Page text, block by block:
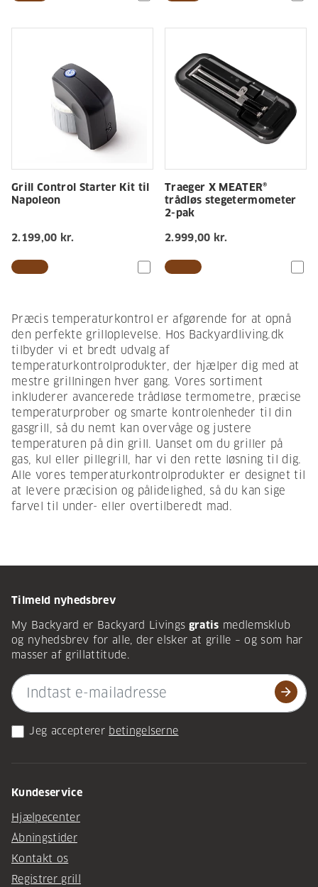
Grill Control Starter Kit til
Napoleon
2.199,00 kr.
Traeger X MEATER®
trådløs stegetermometer
2-pak
2.999,00 kr.
Præcis temperaturkontrol er afgørende for at opnå
den perfekte grilloplevelse. Hos Backyardliving.dk
tilbyder vi et bredt udvalg af
temperaturkontrolprodukter, der hjælper dig med at
mestre grillningen hver gang. Vores sortiment
inkluderer avancerede trådløse termometre, præcise
temperaturprober og smarte kontrolenheder til din
gasgrill, så du nemt kan overvåge og justere
temperaturen på din grill. Uanset om du griller på
gas, kul eller pillegrill, har vi den rette løsning til dig.
Alle vores temperaturkontrolprodukter er designet til
at levere præcision og pålidelighed, så du kan sige
farvel til under- eller overtilberedt mad.
Tilmeld nyhedsbrev
My Backyard er Backyard Livings gratis medlemsklub
og nyhedsbrev for alle, der elsker at grille – og som har
masser af grillattitude.
arrow_forward
Jeg accepterer betingelserne
Kundeservice
Hjælpecenter
Åbningstider
Kontakt os
Registrer grill